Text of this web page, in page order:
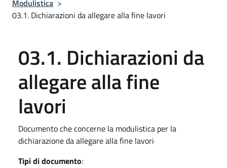
Modulistica >
03.1. Dichiarazioni da allegare alla fine lavori
03.1. Dichiarazioni da
allegare alla fine
lavori
Documento che concerne la modulistica per la
dichiarazione da allegare alla fine lavori
Tipi di documento: